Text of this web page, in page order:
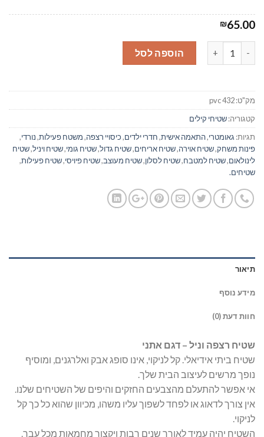
₪65.00
כמות של שטיח פרסי צהוב - עשוי פיויסי- #432
הוספה לסל
מק"ט:pvc 432
קטגוריה:שטיחי קילים
תגיות: גאומטרי,התאמה אישית,חדרי ילדים,כיסויי רצפה,משטח פעילות,נורדי,
פינות משחק,שטיח אוירה,שטיח אריחים,שטיח גדול,שטיח גומי,שטיח ויניל,שטיח
לינולאום,שטיח למטבח,שטיח לסלון,שטיח מעוצב,שטיח פיויסי,שטיח פעילות,
שטיחים.
תיאור
מידע נוסף
חוות דעת (0)
שטיח רצפה וניל – דגם אתני
שטיח ביתי אידיאלי. קל לניקוי, אינו סופג אבק ואלרגנים, ומוסיף
נופך מרשים לעיצוב הבית שלך.
אי אפשר להתעלם מהצבעים החזקים והיפים של השטיחים שלנו.
אין צורך לדאוג או לפחד לשפוך עליו משהו, מכיוון שהוא כל כך קל
לניקוי.
השטיח יהיה עמיד לאורך שנים רבות ויקצור מחמאות מכל עבר.